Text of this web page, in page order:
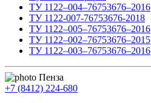
ТУ 1122–004–76753676–2016
ТУ 1122-007-76753676-2018
ТУ 1122–005–76753676–2016
ТУ 1122–002–76753676–2015
ТУ 1122–003–76753676–2016
Пенза
+7 (8412) 224-680